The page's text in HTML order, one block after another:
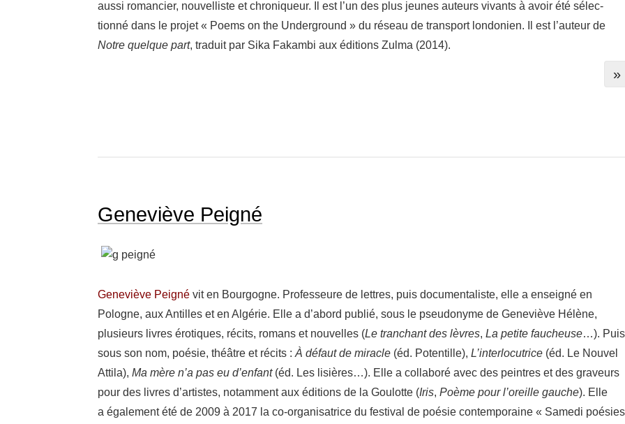
aussi roman­cier, nouvel­liste et chro­ni­queur. Il est l’un des plus jeunes auteurs vivants à avoir été sélec­
tionné dans le projet « Poems on the Under­ground » du réseau de trans­port londo­nien. Il est l’auteur de
Notre quelque part, traduit par Sika Fakambi aux éditions Zulma (2014).
»
Geneviève Peigné
Gene­viève Peigné vit en Bour­gogne. Profes­seure de lettres, puis docu­men­ta­liste, elle a ensei­gné en
Pologne, aux Antilles et en Algé­rie. Elle a d’abord publié, sous le pseu­do­nyme de Gene­viève Hélène,
plusieurs livres érotiques, récits, romans et nouvelles (Le tran­chant des lèvres,La petite faucheuse…). Puis
sous son nom, poésie, théâtre et récits :À défaut de miracle (éd. Poten­tille),L’interlocutrice (éd. Le Nouvel
Attila),Ma mère n’a pas eu d’enfant(éd. Les lisières…). Elle a colla­boré avec des peintres et des graveurs
pour des livres d’artistes, notam­ment aux éditions de la Goulotte (Iris,Poème pour l’oreille gauche). Elle
a égale­ment été de 2009 à 2017 la co-​organisatrice du festi­val de poésie contem­po­raine « Samedi poésies